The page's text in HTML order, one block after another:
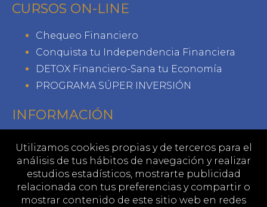
CURSOS ON-LINE
Chequeo Financiero
Conquista tu Independencia Financiera
DETOX Financiero-Sana tu Economía
PROGRAMA SÚPER INVERSIÓN
INFORMACIÓN
Librerías
Aviso legal
Política de privacidad
Utilizamos cookies propias y de terceros para el
análisis de tus hábitos de navegación y realizar
estudios estadísticos, mostrarte publicidad
relacionada con tus preferencias y compartir o
mostrar contenido de este sitio web en redes